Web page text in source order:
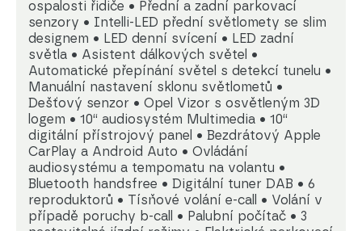
ospalosti řidiče • Přední a zadní parkovací
senzory • Intelli-LED přední světlomety se slim
designem • LED denní svícení • LED zadní
světla • Asistent dálkových světel •
Automatické přepínání světel s detekcí tunelu •
Manuální nastavení sklonu světlometů •
Dešťový senzor • Opel Vizor s osvětleným 3D
logem • 10“ audiosystém Multimedia • 10“
digitální přístrojový panel • Bezdrátový Apple
CarPlay a Android Auto • Ovládání
audiosystému a tempomatu na volantu •
Bluetooth handsfree • Digitální tuner DAB • 6
reproduktorů • Tísňové volání e-call • Volání v
případě poruchy b-call • Palubní počítač • 3